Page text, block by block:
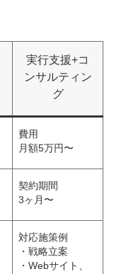
実行支援+コ
ンサルティン
グ
費用
月額5万円〜
契約期間
3ヶ月〜
対応施策例
・戦略立案
・Webサイト、